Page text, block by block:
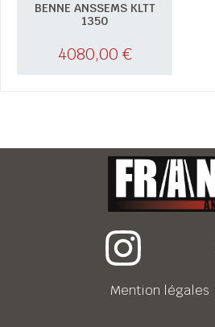
BENNE ANSSEMS KLTT
1350
4080,00 €
Mention légales